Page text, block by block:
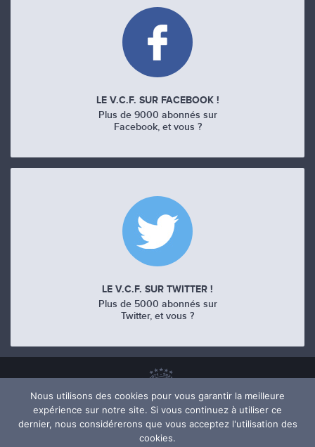
LE V.C.F. SUR FACEBOOK !
Plus de 9000 abonnés sur
Facebook, et vous ?
LE V.C.F. SUR TWITTER !
Plus de 5000 abonnés sur
Twitter, et vous ?
Nous utilisons des cookies pour vous garantir la meilleure
expérience sur notre site. Si vous continuez à utiliser ce
dernier, nous considérerons que vous acceptez l'utilisation des
cookies.